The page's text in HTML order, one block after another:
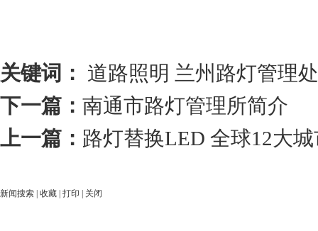
关键词： 道路照明 兰州路灯管理处
下一篇： 南通市路灯管理所简介
上一篇： 路灯替换LED 全球12大
新闻搜索 收藏 打印 关闭